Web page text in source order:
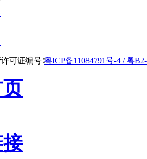
可证编号∶粤ICP备11084791号-4 / 粤